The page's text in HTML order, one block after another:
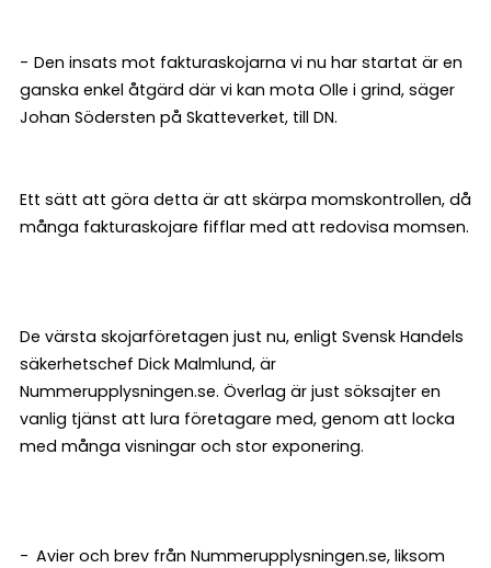
- Den insats mot fakturaskojarna vi nu har startat är en
ganska enkel åtgärd där vi kan mota Olle i grind, säger
Johan Södersten på Skatteverket, till DN.
Ett sätt att göra detta är att skärpa momskontrollen, då
många fakturaskojare fifflar med att redovisa momsen.
De värsta skojarföretagen just nu, enligt Svensk Handels
säkerhetschef Dick Malmlund, är
Nummerupplysningen.se. Överlag är just söksajter en
vanlig tjänst att lura företagare med, genom att locka
med många visningar och stor exponering.
- Avier och brev från Nummerupplysningen.se, liksom